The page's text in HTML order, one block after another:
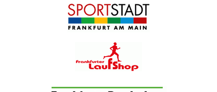
Sportstadt
Frankfurt
Frankfurter
Laufshop